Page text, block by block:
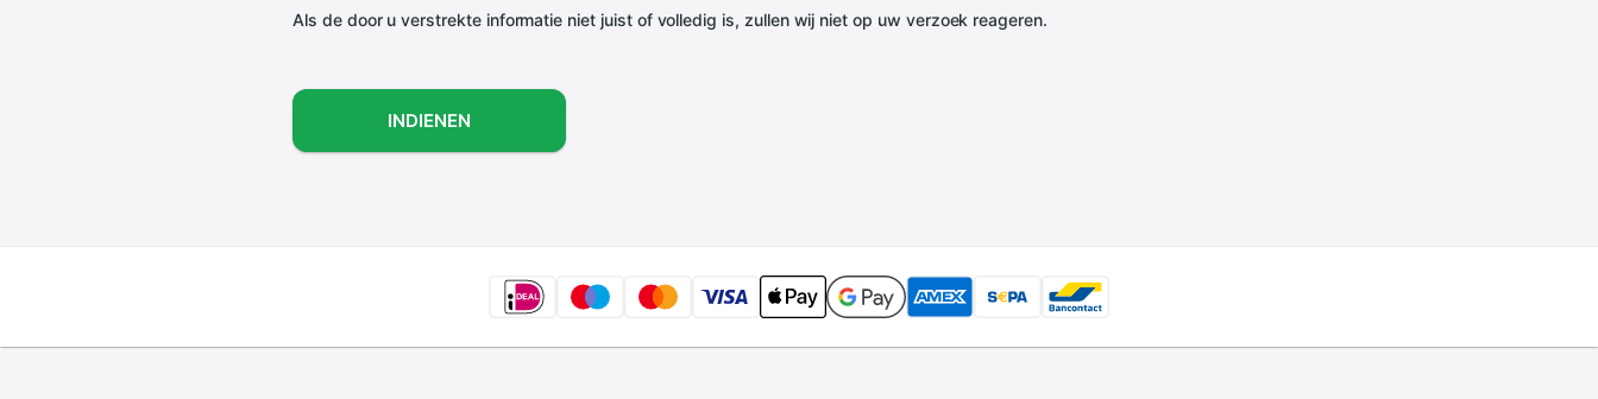
Als de door u verstrekte informatie niet juist of volledig is, zullen wij niet op uw verzoek reageren.
INDIENEN